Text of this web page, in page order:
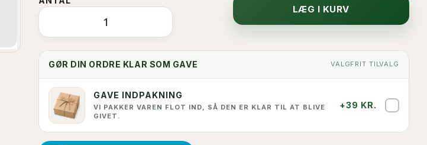
LÆG I KURV
GØR DIN ORDRE KLAR SOM GAVE VALGFRIT TILVALG
GAVE INDPAKNING
VI PAKKER VAREN FLOT IND, SÅ DEN ER KLAR TIL AT BLIVE
GIVET.
+39 KR.